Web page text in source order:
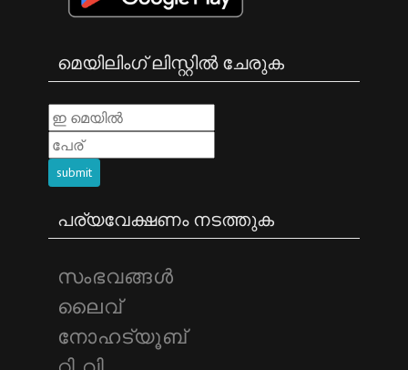
മെയിലിംഗ് ലിസ്റ്റിൽ ചേരുക
submit
പര്യവേക്ഷണം നടത്തുക
സംഭവങ്ങള്‍
ലൈവ്
നോഹട്യൂബ്